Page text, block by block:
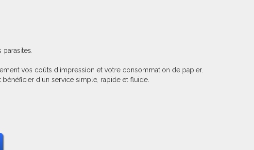
vos coûts d'impression et votre consommation de papier.
d'un service simple, rapide et fluide.